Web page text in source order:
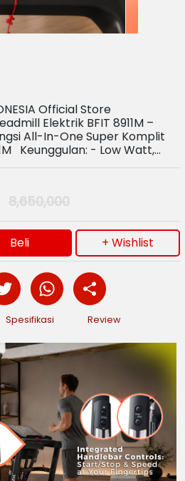
Official Store
Elektrik BFIT 8911M –
All-In-One Super Komplit
Keunggulan: - Low Watt,…
8,650,000
Beli + Wishlist
Spesifikasi Review